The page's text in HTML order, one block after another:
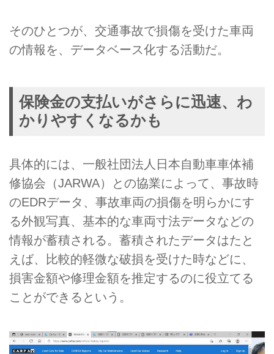
そのひとつが、交通事故で損傷を受けた車両
の情報を、データベース化する活動だ。
保険金の支払いがさらに迅速、わ
かりやすくなるかも
具体的には、一般社団法人日本自動車車体補
修協会（JARWA）との協業によって、事故時
のEDRデータ、事故車両の損傷を明らかにす
る外観写真、基本的な車両寸法データなどの
情報が蓄積される。蓄積されたデータはたと
えば、比較的軽微な破損を受けた時などに、
損害金額や修理金額を推定するのに役立てる
ことができるという。